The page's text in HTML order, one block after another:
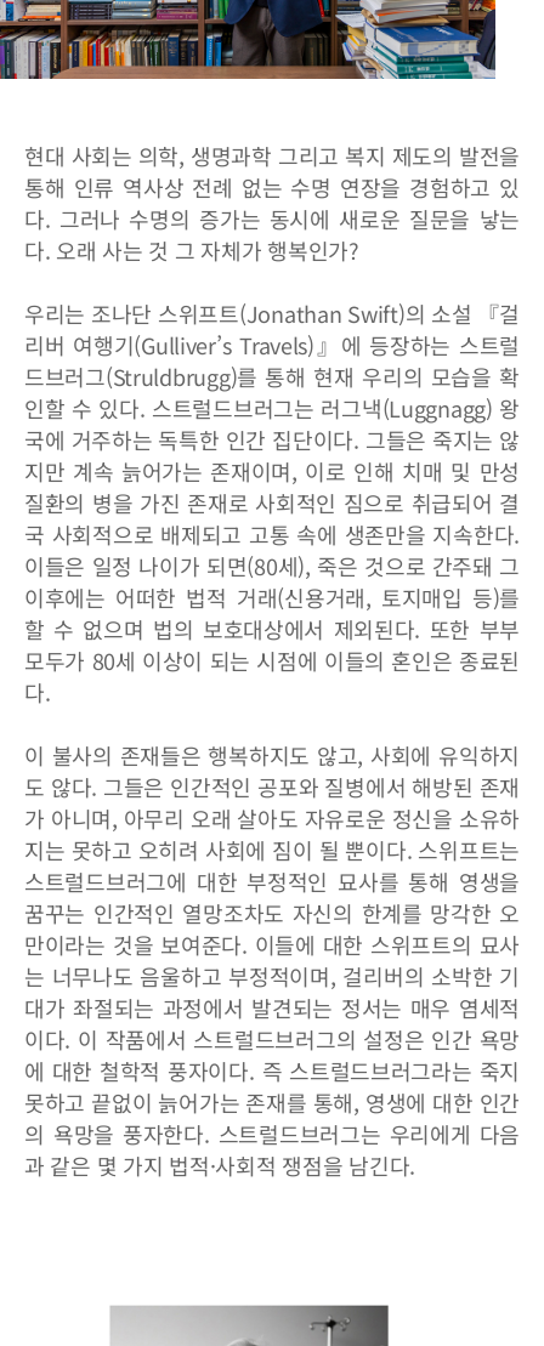
현대 사회는 의학, 생명과학 그리고 복지 제도의 발전을
통해 인류 역사상 전례 없는 수명 연장을 경험하고 있
다. 그러나 수명의 증가는 동시에 새로운 질문을 낳는
다. 오래 사는 것 그 자체가 행복인가?
우리는 조나단 스위프트(Jonathan Swift)의 소설 『걸
리버 여행기(Gulliver’s Travels)』에 등장하는 스트럴
드브러그(Struldbrugg)를 통해 현재 우리의 모습을 확
인할 수 있다. 스트럴드브러그는 러그낵(Luggnagg) 왕
국에 거주하는 독특한 인간 집단이다. 그들은 죽지는 않
지만 계속 늙어가는 존재이며, 이로 인해 치매 및 만성
질환의 병을 가진 존재로 사회적인 짐으로 취급되어 결
국 사회적으로 배제되고 고통 속에 생존만을 지속한다.
이들은 일정 나이가 되면(80세), 죽은 것으로 간주돼 그
이후에는 어떠한 법적 거래(신용거래, 토지매입 등)를
할 수 없으며 법의 보호대상에서 제외된다. 또한 부부
모두가 80세 이상이 되는 시점에 이들의 혼인은 종료된
다.
이 불사의 존재들은 행복하지도 않고, 사회에 유익하지
도 않다. 그들은 인간적인 공포와 질병에서 해방된 존재
가 아니며, 아무리 오래 살아도 자유로운 정신을 소유하
지는 못하고 오히려 사회에 짐이 될 뿐이다. 스위프트는
스트럴드브러그에 대한 부정적인 묘사를 통해 영생을
꿈꾸는 인간적인 열망조차도 자신의 한계를 망각한 오
만이라는 것을 보여준다. 이들에 대한 스위프트의 묘사
는 너무나도 음울하고 부정적이며, 걸리버의 소박한 기
대가 좌절되는 과정에서 발견되는 정서는 매우 염세적
이다. 이 작품에서 스트럴드브러그의 설정은 인간 욕망
에 대한 철학적 풍자이다. 즉 스트럴드브러그라는 죽지
못하고 끝없이 늙어가는 존재를 통해, 영생에 대한 인간
의 욕망을 풍자한다. 스트럴드브러그는 우리에게 다음
과 같은 몇 가지 법적·사회적 쟁점을 남긴다.